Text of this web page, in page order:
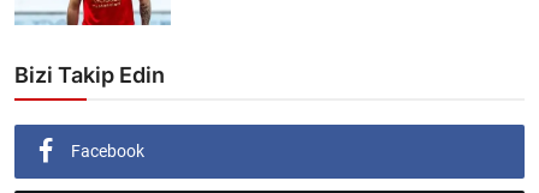
Bizi Takip Edin
Facebook